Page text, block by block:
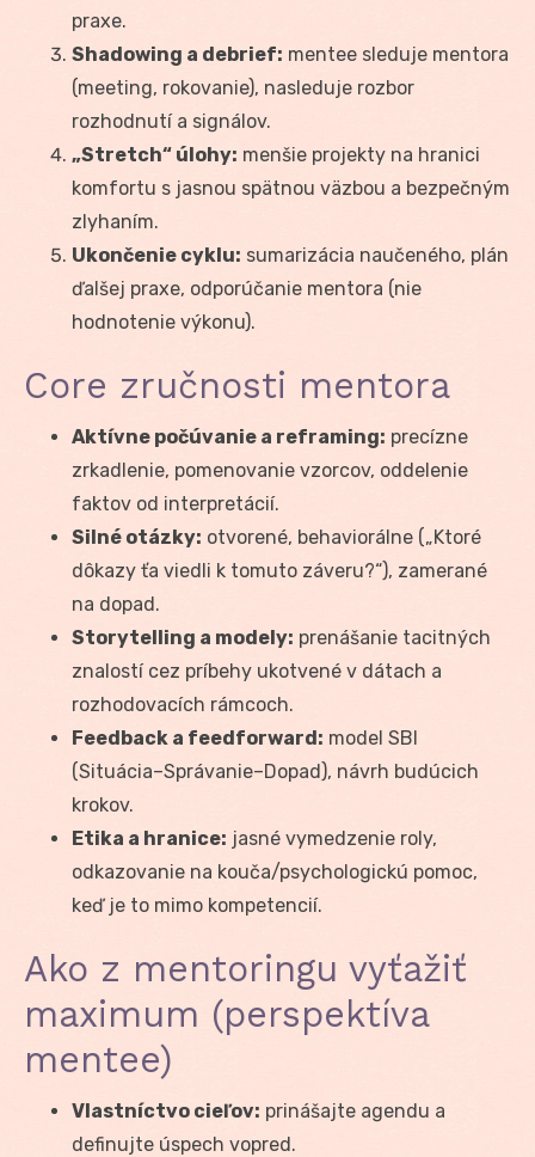
praxe.
Shadowing a debrief: mentee sleduje mentora
(meeting, rokovanie), nasleduje rozbor
rozhodnutí a signálov.
„Stretch“ úlohy: menšie projekty na hranici
komfortu s jasnou spätnou väzbou a bezpečným
zlyhaním.
Ukončenie cyklu: sumarizácia naučeného, plán
ďalšej praxe, odporúčanie mentora (nie
hodnotenie výkonu).
Core zručnosti mentora
Aktívne počúvanie a reframing: precízne
zrkadlenie, pomenovanie vzorcov, oddelenie
faktov od interpretácií.
Silné otázky: otvorené, behaviorálne („Ktoré
dôkazy ťa viedli k tomuto záveru?“), zamerané
na dopad.
Storytelling a modely: prenášanie tacitných
znalostí cez príbehy ukotvené v dátach a
rozhodovacích rámcoch.
Feedback a feedforward: model SBI
(Situácia–Správanie–Dopad), návrh budúcich
krokov.
Etika a hranice: jasné vymedzenie roly,
odkazovanie na kouča/psychologickú pomoc,
keď je to mimo kompetencií.
Ako z mentoringu vyťažiť
maximum (perspektíva
mentee)
Vlastníctvo cieľov: prinášajte agendu a
definujte úspech vopred.